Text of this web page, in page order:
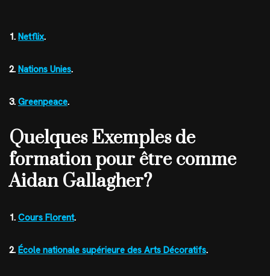
1. Netflix.
2. Nations Unies.
3. Greenpeace.
Quelques Exemples de
formation pour être comme
Aidan Gallagher?
1. Cours Florent.
2. École nationale supérieure des Arts Décoratifs.